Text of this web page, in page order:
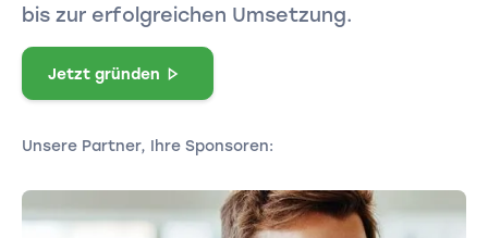
bis zur erfolgreichen Umsetzung.
Jetzt gründen
Unsere Partner, Ihre Sponsoren: